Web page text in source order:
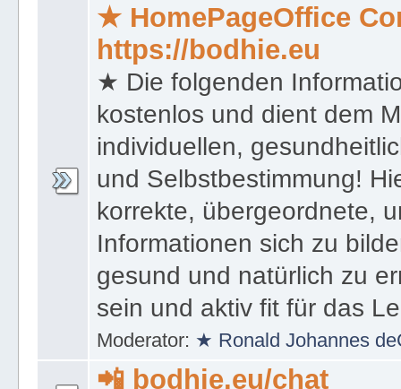
★ HomePageOffice
https://bodhie.eu
★ Die folgenden
kostenlos und dient dem
individuellen,
und Selbstbestimmung!
korrekte, übergeordnete,
Informationen sich zu
gesund und natürlich zu
sein und aktiv fit für das
Moderator: ★ Ronald Johannes
📲 bodhie.eu/chat